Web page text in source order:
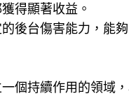
得顯著收益。
後台傷害能力，能
個持續作用的領域